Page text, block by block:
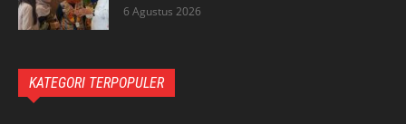
6 Agustus 2026
KATEGORI TERPOPULER